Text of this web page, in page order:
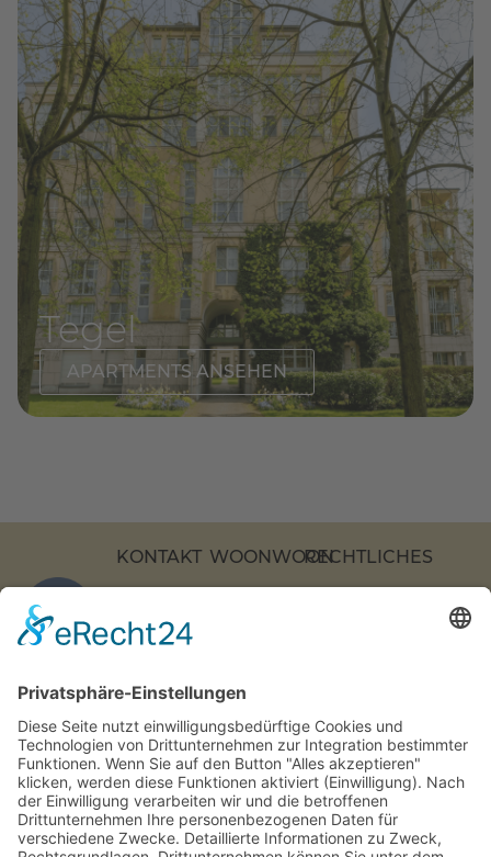
APARTMENTS ANSEHEN
Tegel
KONTAKT
KOCHSTRASSE 2
7, 10969 B
+49 (0)
30 217
86 55 0
INFO[AT]WOONWOON.DE
MONTAG-
DONNERSTAG:
WOONWOON
KONTAKT
FAQS
RECHTLICHES
EINSTELLUNGEN